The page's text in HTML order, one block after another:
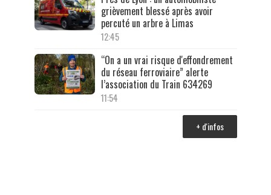
grièvement blessé après avoir
percuté un arbre à Limas
12:45
“On a un vrai risque d'effondrement
du réseau ferroviaire” alerte
l’association du Train 634269
11:54
+ d'infos